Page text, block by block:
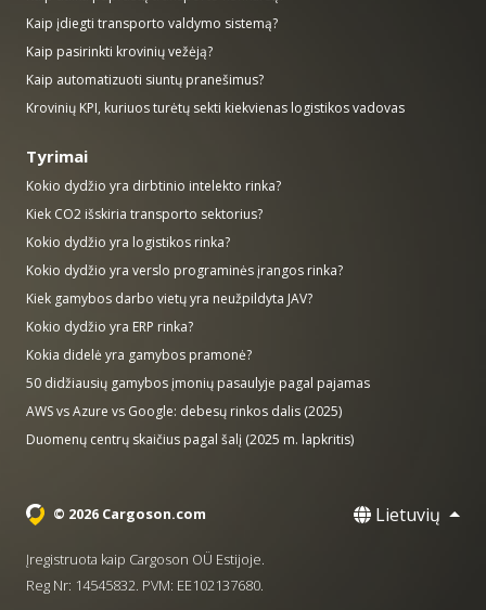
Kaip įdiegti transporto valdymo sistemą?
Kaip pasirinkti krovinių vežėją?
Kaip automatizuoti siuntų pranešimus?
Krovinių KPI, kuriuos turėtų sekti kiekvienas logistikos vadovas
Tyrimai
Kokio dydžio yra dirbtinio intelekto rinka?
Kiek CO2 išskiria transporto sektorius?
Kokio dydžio yra logistikos rinka?
Kokio dydžio yra verslo programinės įrangos rinka?
Kiek gamybos darbo vietų yra neužpildyta JAV?
Kokio dydžio yra ERP rinka?
Kokia didelė yra gamybos pramonė?
50 didžiausių gamybos įmonių pasaulyje pagal pajamas
AWS vs Azure vs Google: debesų rinkos dalis (2025)
Duomenų centrų skaičius pagal šalį (2025 m. lapkritis)
© 2026 Cargoson.com Lietuvių
Įregistruota kaip Cargoson OÜ Estijoje.
Reg Nr: 14545832. PVM: EE102137680.